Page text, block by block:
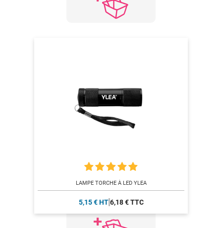
LAMPE TORCHE À LED YLEA
5,15 € HT 6,18 € TTC